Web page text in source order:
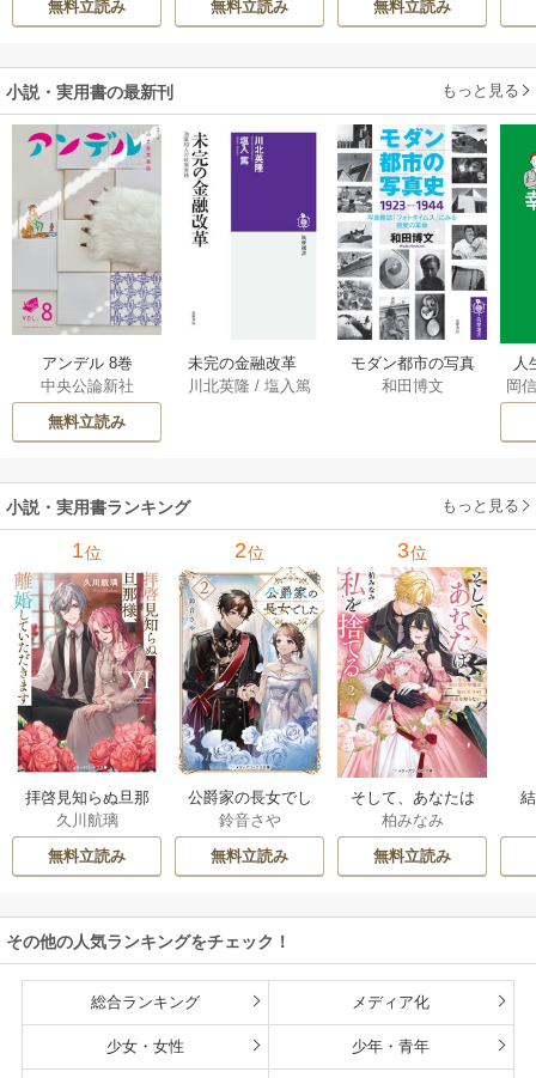
無料立読み 無料立読み
ら伝説になってい
エイティブ刊）
eCHA
無料立読み
小説・実用書の最新刊 もっと見る
アンデル 8巻
中央公論新社
無料立読み
未完の金融改革
――池尾和人の政
川北英隆 /塩入篤
モダン都市の写真
史 1923－1944
和田博文
人
教
岡
小説・実用書ランキング もっと見る
1位
拝啓見知らぬ旦那
様、離婚していた
だきます
久川航璃
無料立読み
2位
公爵家の長女でし
た
鈴音さや
無料立読み
3位
そして、あなたは
私を捨てる
柏みなみ
無料立読み
その他の人気ランキングをチェック！
総合ランキング メディア化
少女・女性 少年・青年